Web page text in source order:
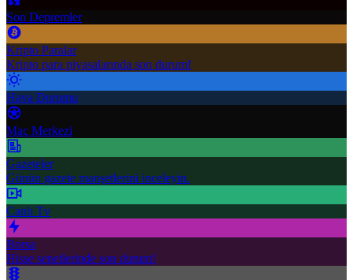
Son Depremler
Kripto Paralar
Kripto para piyasalarında son durum!
Hava Durumu
Maç Merkezi
Gazeteler
Günün gazete manşetlerini inceleyin.
Canlı Tv
Borsa
Hisse senetlerinde son durum!